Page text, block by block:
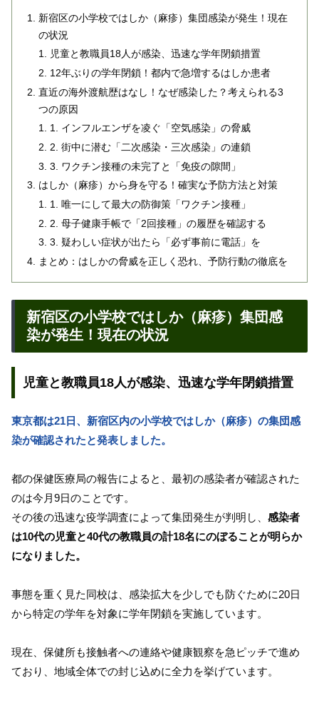
新宿区の小学校ではしか（麻疹）集団感染が発生！現在
の状況
児童と教職員18人が感染、迅速な学年閉鎖措置
12年ぶりの学年閉鎖！都内で急増するはしか患者
直近の海外渡航歴はなし！なぜ感染した？考えられる3
つの原因
1. インフルエンザを凌ぐ「空気感染」の脅威
2. 街中に潜む「二次感染・三次感染」の連鎖
3. ワクチン接種の未完了と「免疫の隙間」
はしか（麻疹）から身を守る！確実な予防方法と対策
1. 唯一にして最大の防御策「ワクチン接種」
2. 母子健康手帳で「2回接種」の履歴を確認する
3. 疑わしい症状が出たら「必ず事前に電話」を
まとめ：はしかの脅威を正しく恐れ、予防行動の徹底を
新宿区の小学校ではしか（麻疹）集団感
染が発生！現在の状況
児童と教職員18人が感染、迅速な学年閉鎖措置
東京都は21日、新宿区内の小学校ではしか（麻疹）の集団感
染が確認されたと発表しました。
都の保健医療局の報告によると、最初の感染者が確認された
のは今月9日のことです。
その後の迅速な疫学調査によって集団発生が判明し、 感染者
は10代の児童と40代の教職員の計18名にのぼることが明らか
になりました。
事態を重く見た同校は、感染拡大を少しでも防ぐために20日
から特定の学年を対象に学年閉鎖を実施しています。
現在、保健所も接触者への連絡や健康観察を急ピッチで進め
ており、地域全体での封じ込めに全力を挙げています。